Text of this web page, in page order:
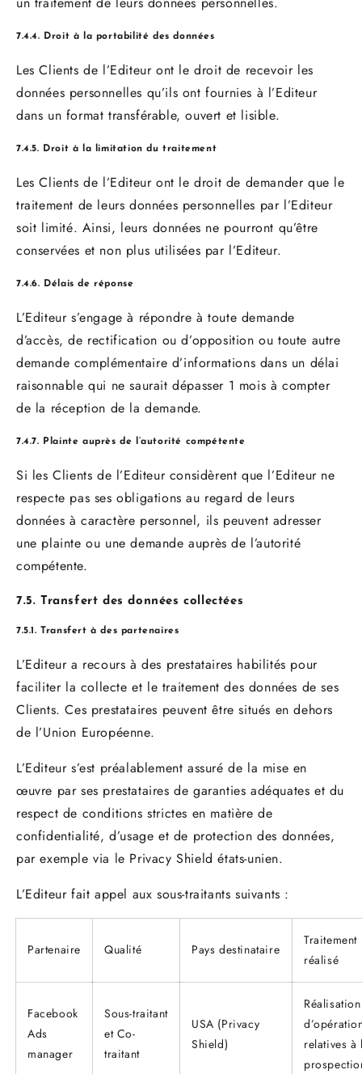
7.4.4. Droit à la portabilité des données
Les Clients de l’Editeur ont le droit de recevoir les
données personnelles qu’ils ont fournies à l’Editeur
dans un format transférable, ouvert et lisible.
7.4.5. Droit à la limitation du traitement
Les Clients de l’Editeur ont le droit de demander que le
traitement de leurs données personnelles par l’Editeur
soit limité. Ainsi, leurs données ne pourront qu’être
conservées et non plus utilisées par l’Editeur.
7.4.6. Délais de réponse
L’Editeur s’engage à répondre à toute demande
d’accès, de rectification ou d’opposition ou toute autre
demande complémentaire d’informations dans un délai
raisonnable qui ne saurait dépasser 1 mois à compter
de la réception de la demande.
7.4.7. Plainte auprès de l’autorité compétente
Si les Clients de l’Editeur considèrent que l’Editeur ne
respecte pas ses obligations au regard de leurs
données à caractère personnel, ils peuvent adresser
une plainte ou une demande auprès de l’autorité
compétente.
7.5. Transfert des données collectées
7.5.1. Transfert à des partenaires
L’Editeur a recours à des prestataires habilités pour
faciliter la collecte et le traitement des données de ses
Clients. Ces prestataires peuvent être situés en dehors
de l’Union Européenne.
L’Editeur s’est préalablement assuré de la mise en
œuvre par ses prestataires de garanties adéquates et du
respect de conditions strictes en matière de
confidentialité, d’usage et de protection des données,
par exemple via le Privacy Shield états-unien.
L’Editeur fait appel aux sous-traitants suivants :
Partenaire Qualité Pays destinataire
Traitement
réalisé
Facebook
Ads
manager
Sous-traitant
et Co-
traitant
USA (Privacy
Shield)
Réalisation
relatives à